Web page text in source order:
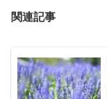
関連記事